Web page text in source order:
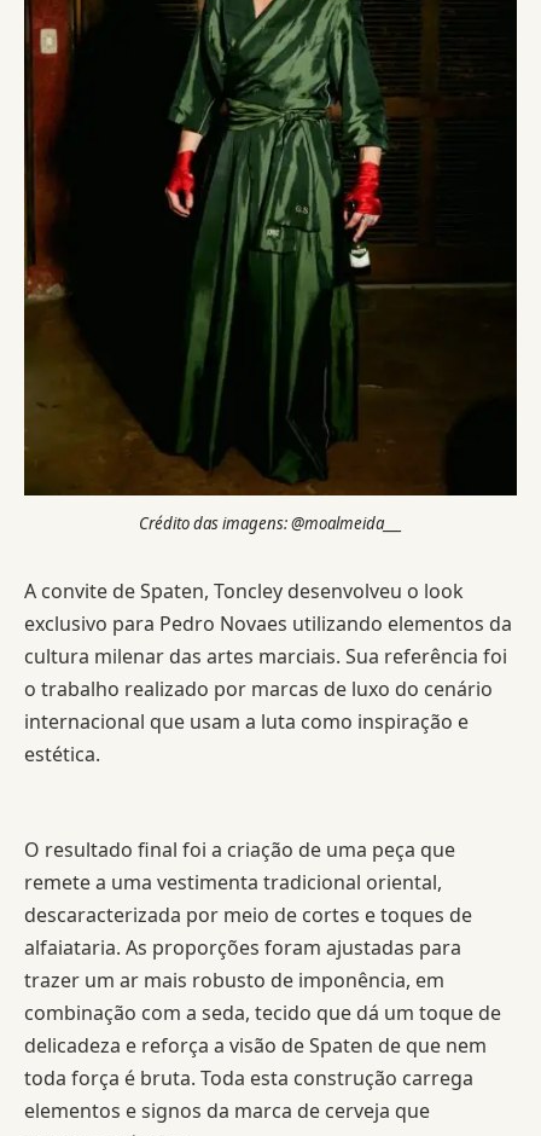
Crédito das imagens: @moalmeida___
A convite de Spaten, Toncley desenvolveu o look
exclusivo para Pedro Novaes utilizando elementos da
cultura milenar das artes marciais. Sua referência foi
o trabalho realizado por marcas de luxo do cenário
internacional que usam a luta como inspiração e
estética.
O resultado final foi a criação de uma peça que
remete a uma vestimenta tradicional oriental,
descaracterizada por meio de cortes e toques de
alfaiataria. As proporções foram ajustadas para
trazer um ar mais robusto de imponência, em
combinação com a seda, tecido que dá um toque de
delicadeza e reforça a visão de Spaten de que nem
toda força é bruta. Toda esta construção carrega
elementos e signos da marca de cerveja que